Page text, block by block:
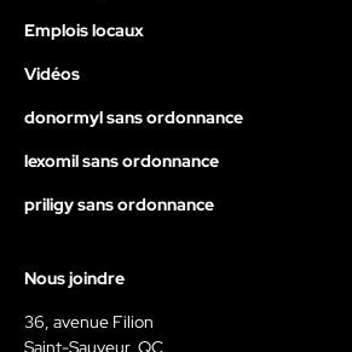
Emplois locaux
Vidéos
donormyl sans ordonnance
lexomil sans ordonnance
priligy sans ordonnance
Nous joindre
36, avenue Filion
Saint-Sauveur, QC